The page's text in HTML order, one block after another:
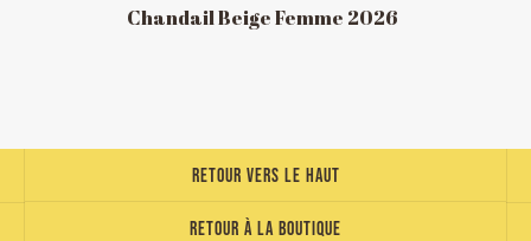
Chandail Beige Femme 2026
Retour à la boutique
Retour vers le haut